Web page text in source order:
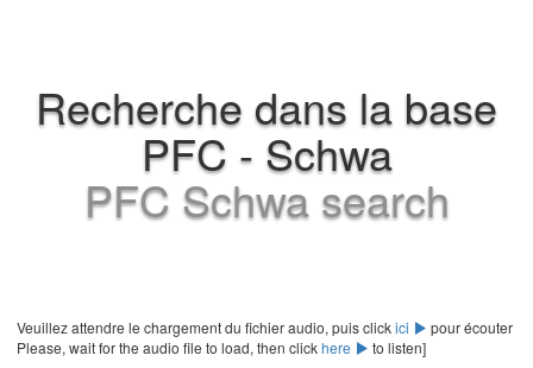
Recherche dans la base
PFC - Schwa
PFC Schwa search
Veuillez attendre le chargement du fichier audio, puis clickici
pour écouter
Please, wait for the audio file to load, then clickhere to listen]